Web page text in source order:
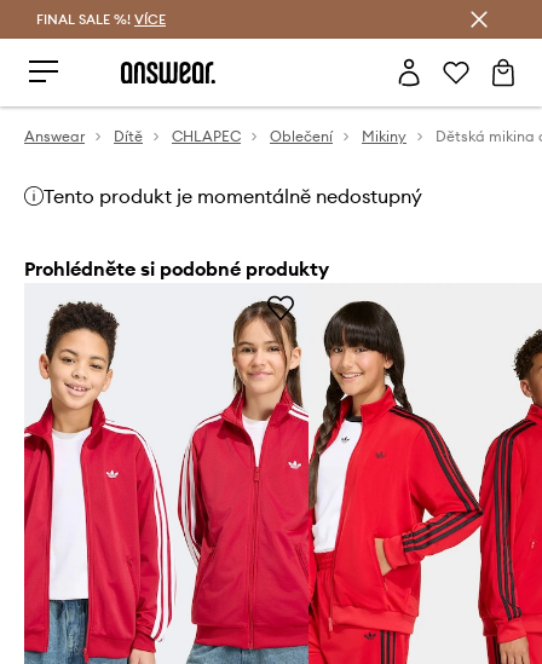
FINAL SALE %! VÍCE
Answear Dítě CHLAPEC Oblečení Mikiny Dětská mikina
Tento produkt je momentálně nedostupný
Prohlédněte si podobné produkty